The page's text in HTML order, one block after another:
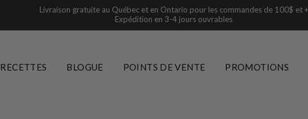
Livraison gratuite au Québec et en Ontario pour les commandes de 100$ et +
Expédition en 3-4 jours ouvrables
RECETTES BLOGUE POINTS DE VENTE PROMOTIONS